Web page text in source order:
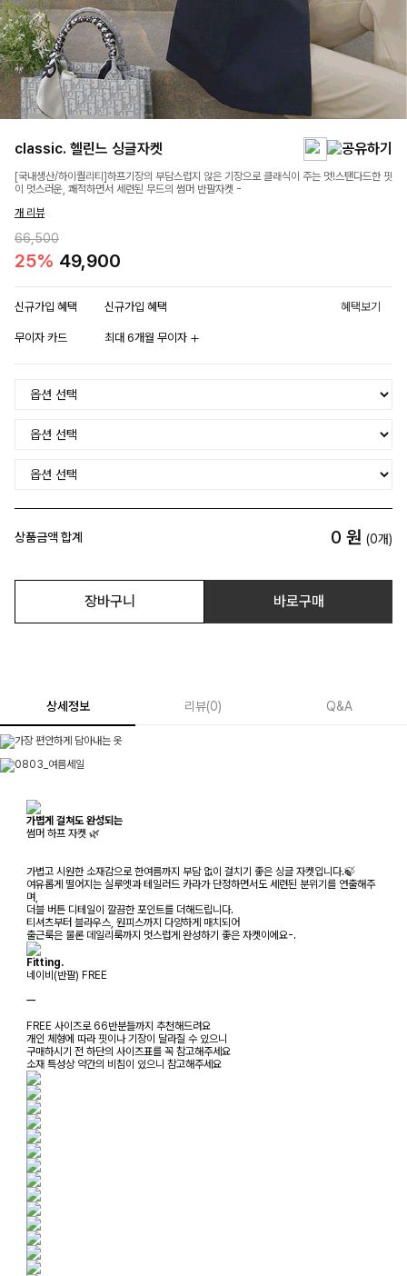
classic. 헬린느 싱글자켓
[국내생산/하이퀄리티]하프기장의 부담스럽지 않은 기장으로 클래식이 주는 멋!스탠다드한 핏
이 멋스러운, 쾌적하면서 세련된 무드의 썸머 반팔자켓 -
개 리뷰
66,500
25% 49,900
신규가입 혜택 신규가입 혜택 혜택보기
무이자 카드 최대 6개월 무이자
상품금액 합계 0 원 (0개)
장바구니 바로구매
상세정보 리뷰(0) Q&A
가볍게 걸쳐도 완성되는
썸머 하프 자켓 🌿
가볍고 시원한 소재감으로 한여름까지 부담 없이 걸치기 좋은 싱글 자켓입니다.🍃
여유롭게 떨어지는 실루엣과 테일러드 카라가 단정하면서도 세련된 분위기를 연출해주
며,
더블 버튼 디테일이 깔끔한 포인트를 더해드립니다.
티셔츠부터 블라우스, 원피스까지 다양하게 매치되어
출근룩은 물론 데일리룩까지 멋스럽게 완성하기 좋은 자켓이에요-.
Fitting.
네이비(반팔) FREE
ㅡ
FREE 사이즈로 66반분들까지 추천해드려요
개인 체형에 따라 핏이나 기장이 달라질 수 있으니
구매하시기 전 하단의 사이즈표를 꼭 참고해주세요
소재 특성상 약간의 비침이 있으니 참고해주세요